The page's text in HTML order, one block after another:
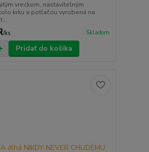
vreckom, nastaviteľným
krku a potlačou vyrobená na
/ks Skladom
Pridať do košíka